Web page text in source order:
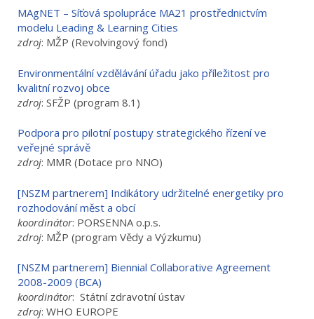
MAgNET – Síťová spolupráce MA21 prostřednictvím
modelu Leading & Learning Cities
zdroj: MŽP (Revolvingový fond)
Environmentální vzdělávání úřadu jako příležitost pro
kvalitní rozvoj obce
zdroj: SFŽP (program 8.1)
Podpora pro pilotní postupy strategického řízení ve
veřejné správě
zdroj: MMR (Dotace pro NNO)
[NSZM partnerem] Indikátory udržitelné energetiky pro
rozhodování měst a obcí
koordinátor: PORSENNA o.p.s.
zdroj: MŽP (program Vědy a Výzkumu)
[NSZM partnerem] Biennial Collaborative Agreement
2008-2009 (BCA)
koordinátor: Státní zdravotní ústav
zdroj: WHO EUROPE